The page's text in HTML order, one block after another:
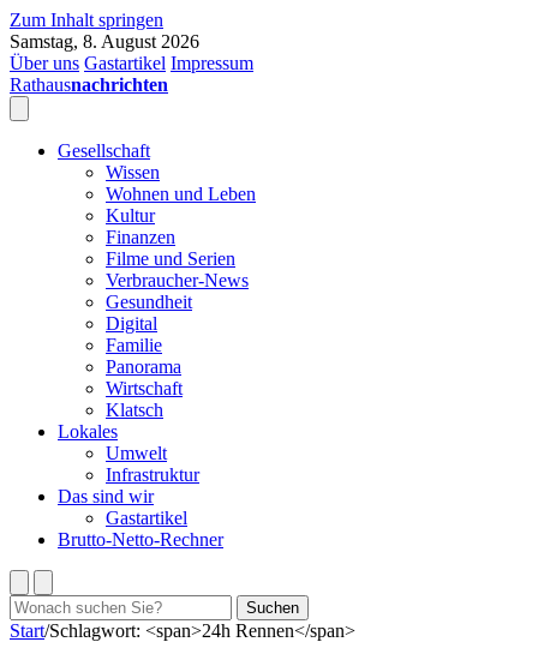
Zum Inhalt springen
Samstag, 8. August 2026
Über uns Gastartikel Impressum
Rathausnachrichten
Gesellschaft
Wissen
Wohnen und Leben
Kultur
Finanzen
Filme und Serien
Verbraucher-News
Gesundheit
Digital
Familie
Panorama
Wirtschaft
Klatsch
Lokales
Umwelt
Infrastruktur
Das sind wir
Gastartikel
Brutto-Netto-Rechner
Suchen
nach:
Suchen
Start/Schlagwort: <span>24h Rennen</span>